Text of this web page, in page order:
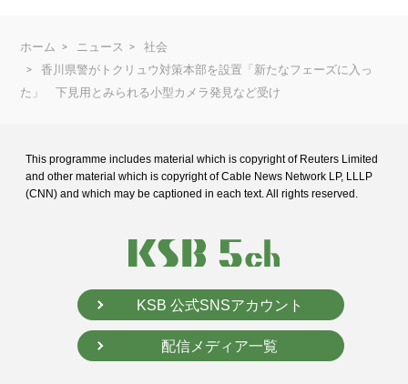
ホーム ニュース
社会
香川県警がトクリュウ対策本部を設置「新たなフェーズに入っ
た」 下見用とみられる小型カメラ発見など受け
This programme includes material which is copyright of Reuters Limited
and other material which is copyright of Cable News Network LP, LLLP
(CNN) and which may be captioned in each text. All rights reserved.
KSB 公式SNSアカウント
配信メディア一覧